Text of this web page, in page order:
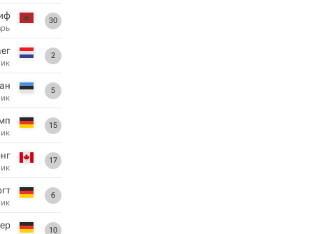
30
2
5
15
17
6
10